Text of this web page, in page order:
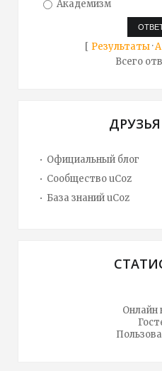
Академизм
[ Результаты·
Всего
Официальный блог
Сообщество uCoz
База знаний uCoz
Онлайн